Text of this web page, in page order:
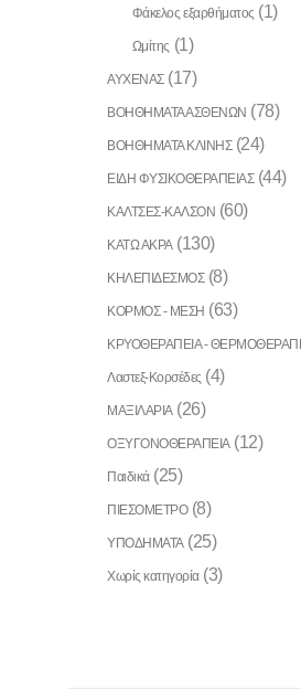
Φάκελος εξαρθήματος (1)
Ωμίτης (1)
ΑΥΧΕΝΑΣ (17)
ΒΟΗΘΗΜΑΤΑ ΑΣΘΕΝΩΝ (78)
ΒΟΗΘΗΜΑΤΑ ΚΛΙΝΗΣ (24)
ΕΙΔΗ ΦΥΣΙΚΟΘΕΡΑΠΕΙΑΣ (44)
ΚΑΛΤΣΕΣ-ΚΑΛΣΟΝ (60)
ΚΑΤΩ ΑΚΡΑ (130)
ΚΗΛΕΠΙΔΕΣΜΟΣ (8)
ΚΟΡΜΟΣ - ΜΕΣΗ (63)
ΚΡΥΟΘΕΡΑΠΕΙΑ -
Λαστεξ-Κορσέδες (4)
ΜΑΞΙΛΑΡΙΑ (26)
ΟΞΥΓΟΝΟΘΕΡΑΠΕΙΑ (12)
Παιδικά (25)
ΠΙΕΣΟΜΕΤΡΟ (8)
ΥΠΟΔΗΜΑΤΑ (25)
Χωρίς κατηγορία (3)